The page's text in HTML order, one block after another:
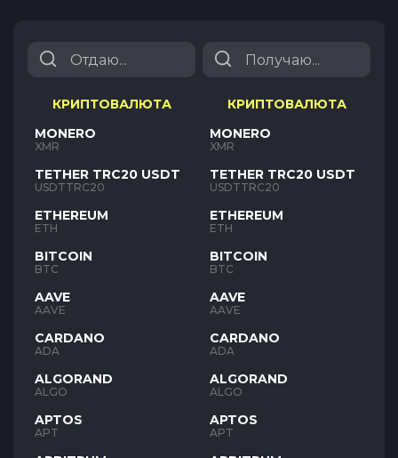
КРИПТОВАЛЮТА
MONERO
XMR
TETHER TRC20 USDT
USDTTRC20
ETHEREUM
ETH
BITCOIN
BTC
AAVE
AAVE
CARDANO
ADA
ALGORAND
ALGO
APTOS
APT
КРИПТОВАЛЮТА
MONERO
XMR
TETHER TRC20 USDT
USDTTRC20
ETHEREUM
ETH
BITCOIN
BTC
AAVE
AAVE
CARDANO
ADA
ALGORAND
ALGO
APTOS
APT